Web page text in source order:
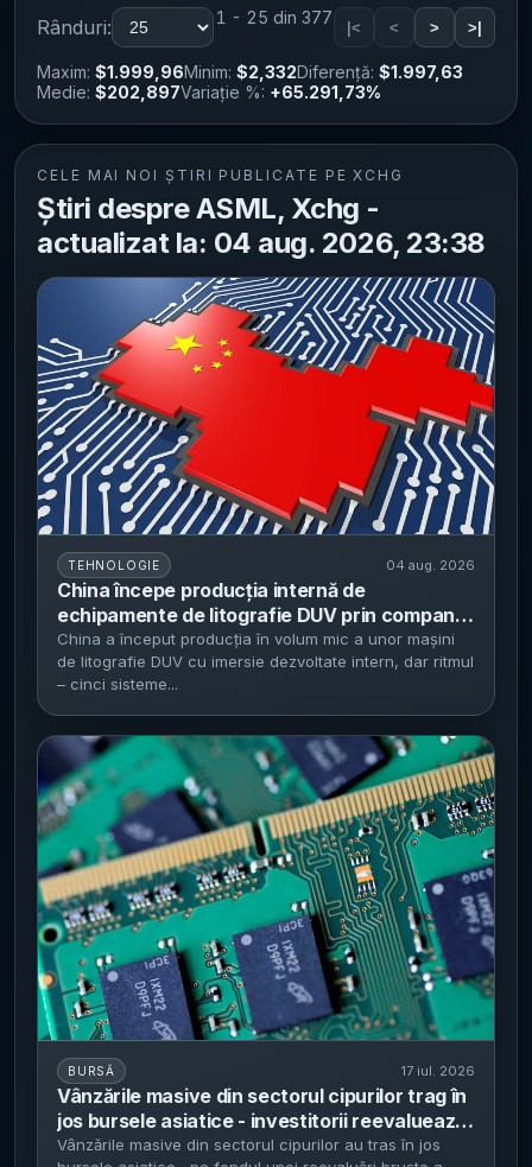
Rânduri: 1 - 25 din 377 |< < > >|
Maxim: $1.999,96Minim: $2,332Diferență: $1.997,63
Medie: $202,897Variație %: +65.291,73%
CELE MAI NOI ȘTIRI PUBLICATE PE XCHG
Știri despre ASML, Xchg -
actualizat la: 04 aug. 2026, 23:38
TEHNOLOGIE 04 aug. 2026
China începe producția internă de
echipamente de litografie DUV prin compania
de stat Shanghai Aishengna - plan: circa 5
sisteme în acest an și aproximativ 20 în 2027,
cu livrări inițiale pentru validare la SMIC, Hua
Hong și CXMT
China a început producția în volum mic a unor mașini
de litografie DUV cu imersie dezvoltate intern, dar ritmul
– cinci sisteme...
BURSĂ 17 iul. 2026
Vânzările masive din sectorul cipurilor trag în
jos bursele asiatice - investitorii reevaluează
raliul alimentat de inteligența artificială, iar
Vânzările masive din sectorul cipurilor au tras în jos